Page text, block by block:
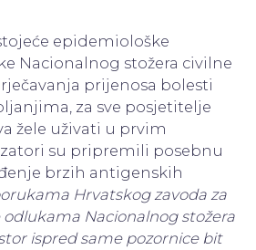
epidemiološke
Nacionalnog stožera civilne
prijenosa bolesti
za sve posjetitelje
žele uživati u prvim
su pripremili posebnu
brzih antigenskih
Hrvatskog zavoda za
odlukama Nacionalnog stožera
ispred same pozornice bit